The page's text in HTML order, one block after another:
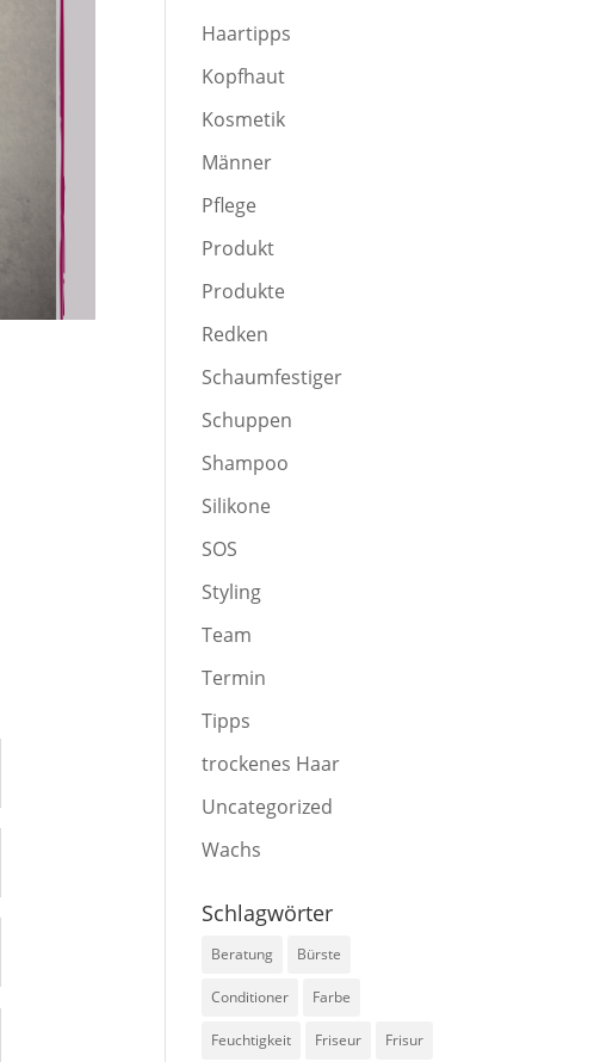
Haartipps
Kopfhaut
Kosmetik
Männer
Pflege
Produkt
Produkte
Redken
Schaumfestiger
Schuppen
Shampoo
Silikone
SOS
Styling
Team
Termin
Tipps
trockenes Haar
Uncategorized
Wachs
Schlagwörter
Beratung Bürste
Conditioner Farbe
Feuchtigkeit Friseur Frisur